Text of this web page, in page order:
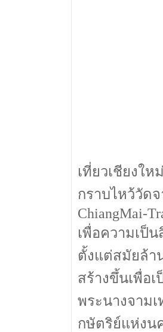
เที่ยวเชียงใ
กราบไหว้วัด
ChiangMai-
เพื่อความเป็
ตั้งแต่สมัยล้า
สร้างขึ้นเพื่อ
พระนางจาม
กษัตริย์แห่งน